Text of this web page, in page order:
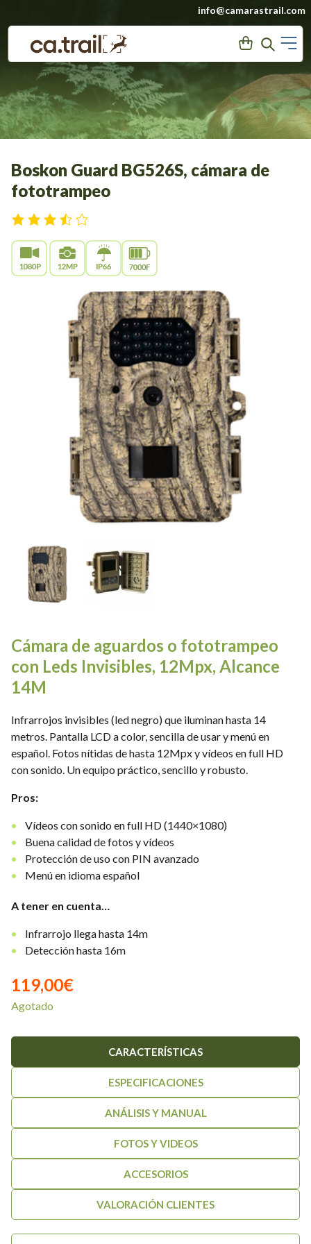
contenido
info@camarastrail.com
User Search
Boskon Guard BG526S, cámara de
fototrampeo
Cámara de aguardos o fototrampeo
con Leds Invisibles, 12Mpx, Alcance
14M
Infrarrojos invisibles (led negro) que iluminan hasta 14
metros. Pantalla LCD a color, sencilla de usar y menú en
español. Fotos nítidas de hasta 12Mpx y vídeos en full HD
con sonido. Un equipo práctico, sencillo y robusto.
Pros:
Vídeos con sonido en full HD (1440×1080)
Buena calidad de fotos y vídeos
Protección de uso con PIN avanzado
Menú en idioma español
A tener en cuenta…
Infrarrojo llega hasta 14m
Detección hasta 16m
119,00€
Agotado
CARACTERÍSTICAS
ESPECIFICACIONES
ANÁLISIS Y MANUAL
FOTOS Y VIDEOS
ACCESORIOS
VALORACIÓN CLIENTES